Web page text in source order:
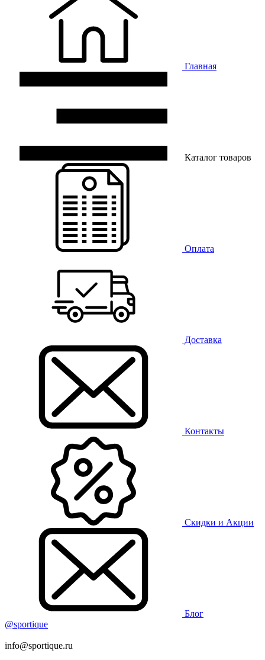
Главная
Каталог товаров
Оплата
Доставка
Контакты
Скидки и Акции
Блог
@sportique
info@sportique.ru